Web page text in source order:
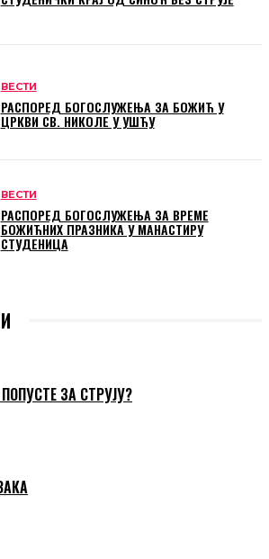
ВЕСТИ
РАСПОРЕД БОГОСЛУЖЕЊА ЗА БОЖИЋ У
ЦРКВИ СВ. НИКОЛЕ У УШЋУ
ВЕСТИ
РАСПОРЕД БОГОСЛУЖЕЊА ЗА ВРЕМЕ
БОЖИЋНИХ ПРАЗНИКА У МАНАСТИРУ
СТУДЕНИЦА
ЗА СТРУЈУ?